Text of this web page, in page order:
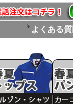
よくある質